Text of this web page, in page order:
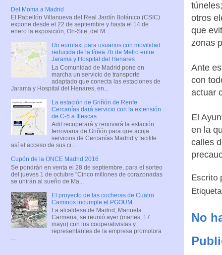
otros
que
zonas
Ante
con
actuar
El
en la
calles
Escrito
No
Del Moma a Madrid
El Pabellón Villanueva del Real Jardín Botánico (CSIC)
expone desde el 22 de septiembre y hasta el 14 de
enero la exposición, On-Site, del M...
Un eurotaxi para usuarios con movilidad
reducida de la línea 7b de Metro entre
Jarama y Hospital del Henares
La Comunidad de Madrid pone en
marcha un servicio de transporte
adaptado que conecta las estaciones de
Jarama y Hospital del Henares, en...
La estación de Griñón de Renfe
Cercanías dará servicio con la extensión
de C-5 a Illescas
Adif recuperará y renovará la estación
ferroviaria de Griñón para que acoja
servicios de Cercanías Madrid y facilite
así el acceso de sus ci...
Cupón de la ONCE Madrid 2016
Se pondrán en venta el 28 de septiembre, para el sorteo
del jueves 1 de octubre "Cinco millones de corazonadas
se unirán al sueño de Ma...
El proyecto de las cocheras de Cuatro
Caminos incumple el PGOUM
La alcaldesa de Madrid, Manuela
Carmena, se reunió ayer (martes, 17
mayo) con los cooperativistas y
representantes de la empresa promotora
...